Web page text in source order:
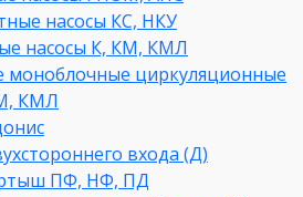
насосы КС, НКУ
насосы К, КМ, КМЛ
моноблочные циркуляционные
КМЛ
входа (Д)
ПФ, НФ, ПД